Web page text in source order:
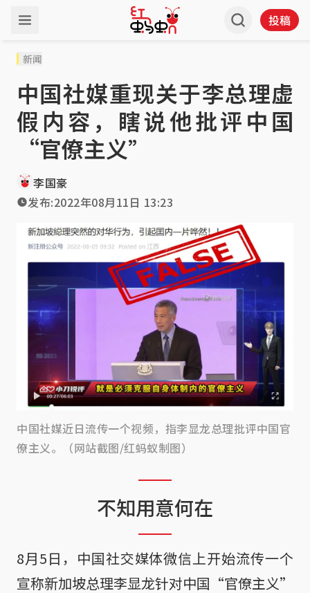
投稿
新闻
中国社媒重现关于李总理虚
假内容，瞎说他批评中国
“官僚主义”
李国豪
发布:2022年08月11日 13:23
中国社媒近日流传一个视频，指李显龙总理批评中国官
僚主义。（网站截图/红蚂蚁制图）
不知用意何在
8月5日，中国社交媒体微信上开始流传一个
宣称新加坡总理李显龙针对中国“官僚主义”